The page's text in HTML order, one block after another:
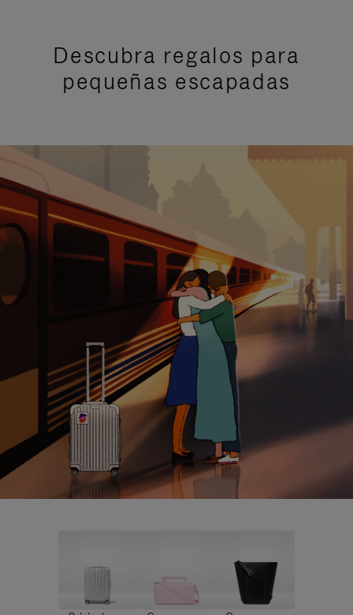
Descubra regalos para
pequeñas escapadas